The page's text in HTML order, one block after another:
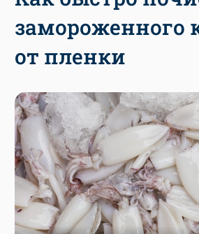
замороженного
от пленки